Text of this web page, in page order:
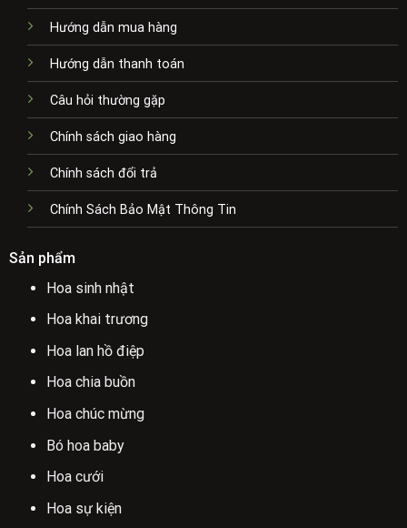
Hướng dẫn mua hàng
Hướng dẫn thanh toán
Câu hỏi thường gặp
Chính sách giao hàng
Chính sách đổi trả
Chính Sách Bảo Mật Thông Tin
Sản phẩm
Hoa sinh nhật
Hoa khai trương
Hoa lan hồ điệp
Hoa chia buồn
Hoa chúc mừng
Bó hoa baby
Hoa cưới
Hoa sự kiện